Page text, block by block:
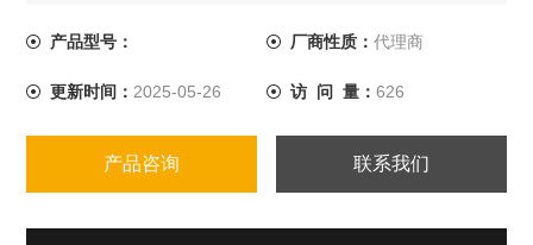
分析（选配）、极限模板测试（选配）、功率测量与分析
配）等功能。12位adc数字示波器
产品型号： 厂商性质： 代理商
更新时间： 2025-05-26 访 问 量： 626
产品咨询 联系我们